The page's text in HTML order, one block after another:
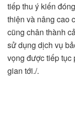
tiếp thu ý kiến
thiện và nâng cao
cũng chân thành
sử dụng dịch vụ
vọng được tiếp tục
gian tới./.